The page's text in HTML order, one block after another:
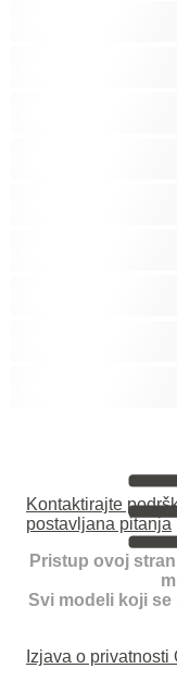
Kontaktirajte
postavljana pitanja
Pristup ovoj
Svi modeli koji
Izjava o privatnosti